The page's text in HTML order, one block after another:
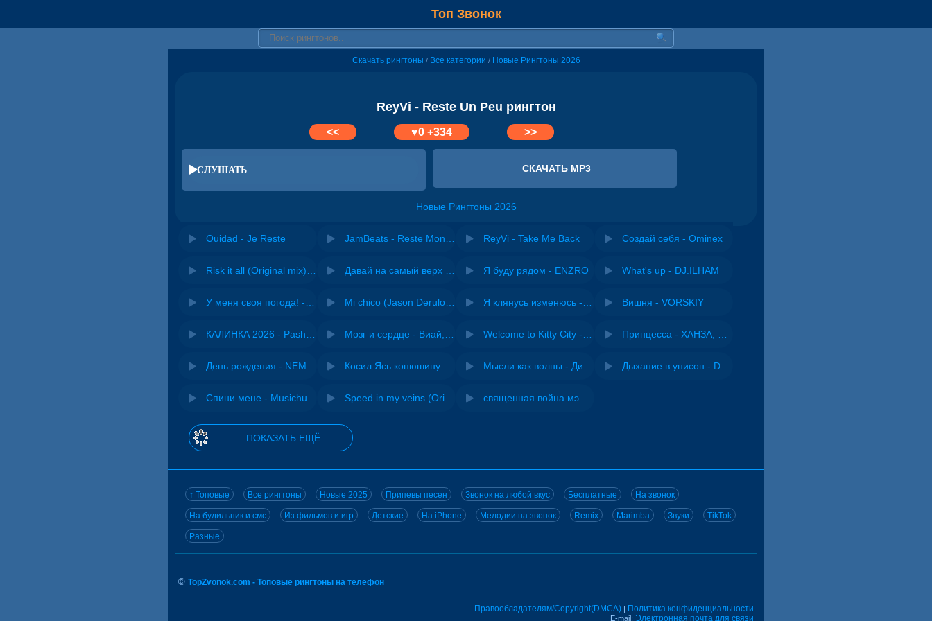
Топ Звонок
Скачать рингтоны / Все категории / Новые Рингтоны 2026
ReyVi - Reste Un Peu рингтон
<< ♥0+334 >>
СЛУШАТЬ СКАЧАТЬ MP3
Новые Рингтоны 2026
Ouidad - Je Reste ReyVi - Take Me Back Создай себя - Ominex
Я буду рядом - ENZRO What's up - DJ.ILHAM
Вишня - VORSKIY
ПОКАЗАТЬ ЕЩЁ
↑ Топовые Все рингтоны Новые 2025 Припевы песен Звонок на любой вкус Бесплатные На звонок
На будильник и смс Из фильмов и игр Детские На iPhone Мелодии на звонок Remix Marimba Звуки TikTok
Разные
© TopZvonok.com - Топовые рингтоны на телефон
Правообладателям/Copyright(DMCA) | Политика конфиденциальности
E-mail: Электронная почта для связи